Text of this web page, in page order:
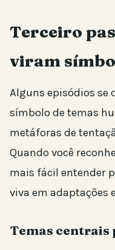
Terceiro
viram
Alguns episódios se
símbolo de temas
metáforas de
Quando você
mais fácil entender
viva em adaptações
Temas centrais